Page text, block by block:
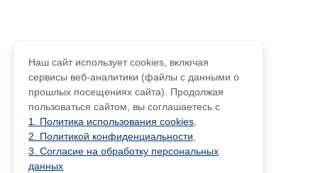
Наш сайт использует cookies, включая
сервисы веб-аналитики (файлы с данными о
прошлых посещениях сайта). Продолжая
пользоваться сайтом, вы соглашаетесь с
1. Политика использования cookies
2. Политикой конфиденциальности
3. Согласие на обработку персональных
данных